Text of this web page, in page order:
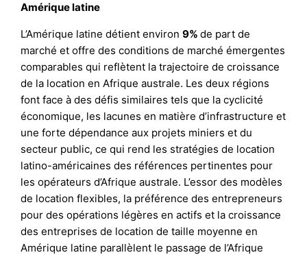
Amérique latine
L’Amérique latine détient environ9%de part de
marché et offre des conditions de marché émergentes
comparables qui reflètent la trajectoire de croissance
de la location en Afrique australe. Les deux régions
font face à des défis similaires tels que la cyclicité
économique, les lacunes en matière d’infrastructure et
une forte dépendance aux projets miniers et du
secteur public, ce qui rend les stratégies de location
latino-américaines des références pertinentes pour
les opérateurs d’Afrique australe. L’essor des modèles
de location flexibles, la préférence des entrepreneurs
pour des opérations légères en actifs et la croissance
des entreprises de location de taille moyenne en
Amérique latine parallèlent le passage de l’Afrique